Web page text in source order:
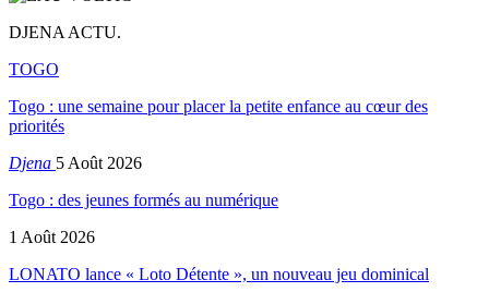
DJENA ACTU.
TOGO
Togo : une semaine pour placer la petite enfance au cœur des
priorités
Djena 5 Août 2026
Togo : des jeunes formés au numérique
1 Août 2026
LONATO lance « Loto Détente », un nouveau jeu dominical